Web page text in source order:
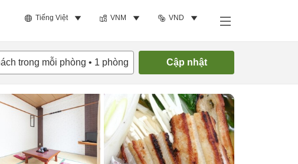
Tiếng Việt VNM VND
trong mỗi phòng • 1 phòng Cập nhật
Tìm phòng trống